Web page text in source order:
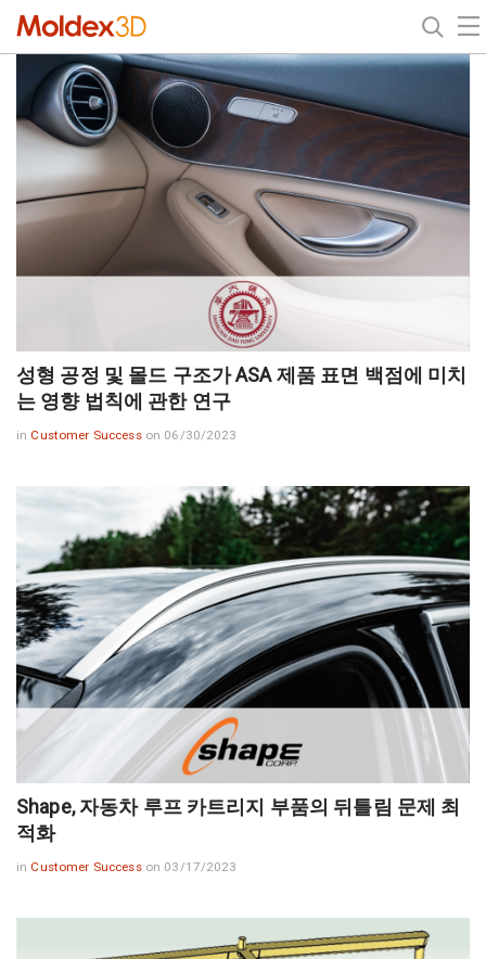
성형 공정 및 몰드 구조가 ASA 제품 표면 백점에 미치
는 영향 법칙에 관한 연구
in Customer Success on 06/30/2023
Shape, 자동차 루프 카트리지 부품의 뒤틀림 문제 최
적화
in Customer Success on 03/17/2023